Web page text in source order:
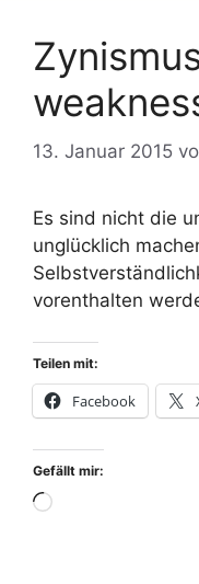
13. Januar 2015
Es sind nicht die
unglücklich
vorenthalten
Teilen mit:
Facebook
Gefällt mir:
Wird